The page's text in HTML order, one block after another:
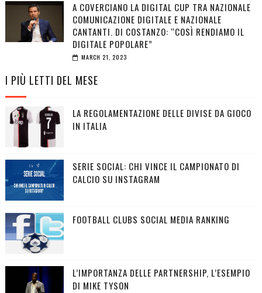
A COVERCIANO LA DIGITAL CUP TRA NAZIONALE
COMUNICAZIONE DIGITALE E NAZIONALE
CANTANTI. DI COSTANZO: “COSÌ RENDIAMO IL
DIGITALE POPOLARE”
MARCH 21, 2023
I PIÙ LETTI DEL MESE
LA REGOLAMENTAZIONE DELLE DIVISE DA GIOCO
IN ITALIA
SERIE SOCIAL: CHI VINCE IL CAMPIONATO DI
CALCIO SU INSTAGRAM
FOOTBALL CLUBS SOCIAL MEDIA RANKING
L’IMPORTANZA DELLE PARTNERSHIP, L’ESEMPIO
DI MIKE TYSON